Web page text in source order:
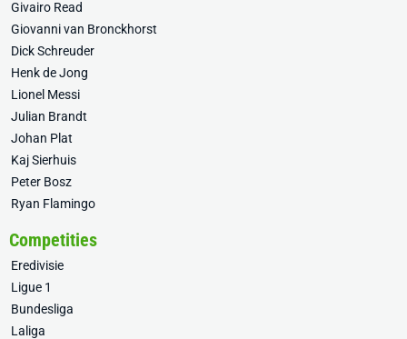
Givairo Read
Giovanni van Bronckhorst
Dick Schreuder
Henk de Jong
Lionel Messi
Julian Brandt
Johan Plat
Kaj Sierhuis
Peter Bosz
Ryan Flamingo
Competities
Eredivisie
Ligue 1
Bundesliga
Laliga